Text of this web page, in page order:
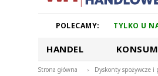
POLECAMY: TYLKO U
HANDEL
Strona główna > Dyskonty spożywcze i